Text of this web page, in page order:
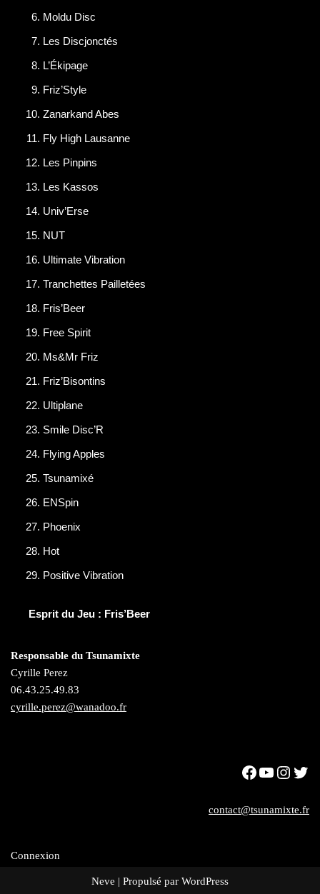
Moldu Disc
Les Discjonctés
L’Ékipage
Friz’Style
Zanarkand Abes
Fly High Lausanne
Les Pinpins
Les Kassos
Univ’Erse
NUT
Ultimate Vibration
Tranchettes Pailletées
Fris’Beer
Free Spirit
Ms&Mr Friz
Friz’Bisontins
Ultiplane
Smile Disc’R
Flying Apples
Tsunamixé
ENSpin
Phoenix
Hot
Positive Vibration
Esprit du Jeu : Fris’Beer
Responsable du Tsunamixte
Cyrille Perez
06.43.25.49.83
cyrille.perez@wanadoo.fr
contact@tsunamixte.fr
Connexion
Neve | Propulsé par WordPress